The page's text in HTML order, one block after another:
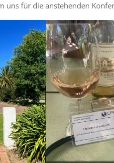
uns für die anstehenden